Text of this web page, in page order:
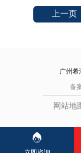
上一页
广州希
备
网站地